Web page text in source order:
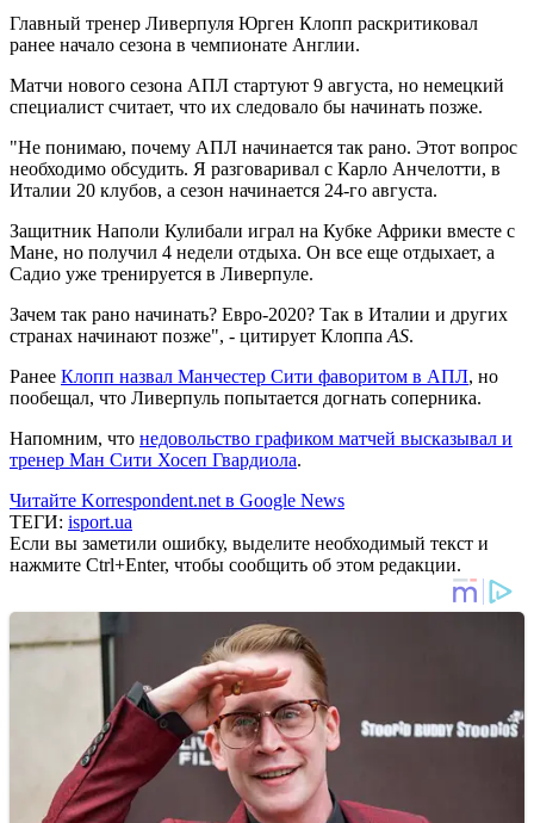
Главный тренер Ливерпуля Юрген Клопп раскритиковал
ранее начало сезона в чемпионате Англии.
Матчи нового сезона АПЛ стартуют 9 августа, но немецкий
специалист считает, что их следовало бы начинать позже.
"Не понимаю, почему АПЛ начинается так рано. Этот вопрос
необходимо обсудить. Я разговаривал с Карло Анчелотти, в
Италии 20 клубов, а сезон начинается 24-го августа.
Защитник Наполи Кулибали играл на Кубке Африки вместе с
Мане, но получил 4 недели отдыха. Он все еще отдыхает, а
Садио уже тренируется в Ливерпуле.
Зачем так рано начинать? Евро-2020? Так в Италии и других
странах начинают позже", - цитирует Клоппа AS.
Ранее Клопп назвал Манчестер Сити фаворитом в АПЛ, но
пообещал, что Ливерпуль попытается догнать соперника.
Напомним, что недовольство графиком матчей высказывал и
тренер Ман Сити Хосеп Гвардиола.
Читайте Korrespondent.net в Google News
ТЕГИ: isport.ua
Если вы заметили ошибку, выделите необходимый текст и
нажмите Ctrl+Enter, чтобы сообщить об этом редакции.